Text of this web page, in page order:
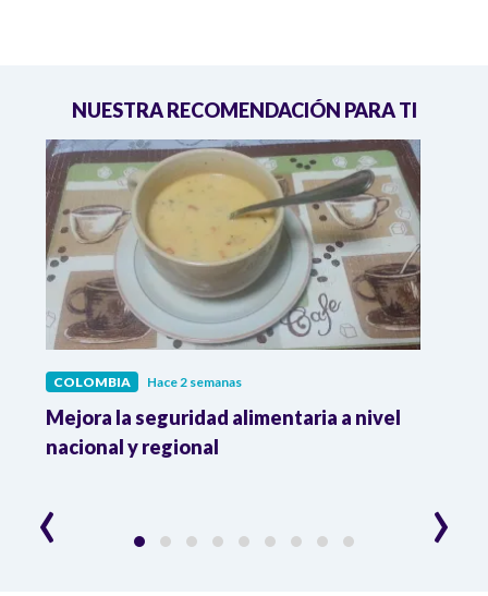
NUESTRA RECOMENDACIÓN PARA TI
COLOMBIA Hace 2 semanas
Mejora la seguridad alimentaria a nivel
nacional y regional
‹ ›